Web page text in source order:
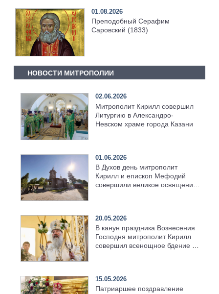
01.08.2026
Преподобный Серафим
Саровский (1833)
НОВОСТИ МИТРОПОЛИИ
02.06.2026
Митрополит Кирилл совершил
Литургию в Александро-
Невском храме города Казани
01.06.2026
В Духов день митрополит
Кирилл и епископ Мефодий
совершили великое освящение
20.05.2026
В канун праздника Вознесения
Господня митрополит Кирилл
совершил всенощное бдение в
15.05.2026
Патриаршее поздравление